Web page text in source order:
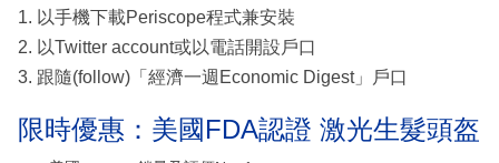
1. 以手機下載Periscope程式兼安裝
2. 以Twitter account或以電話開設戶口
3. 跟隨(follow)「經濟一週Economic Digest」戶口
限時優惠：美國FDA認證 激光生髮頭盔